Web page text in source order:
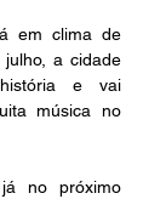
em clima de
a cidade
e vai
música no
no próximo